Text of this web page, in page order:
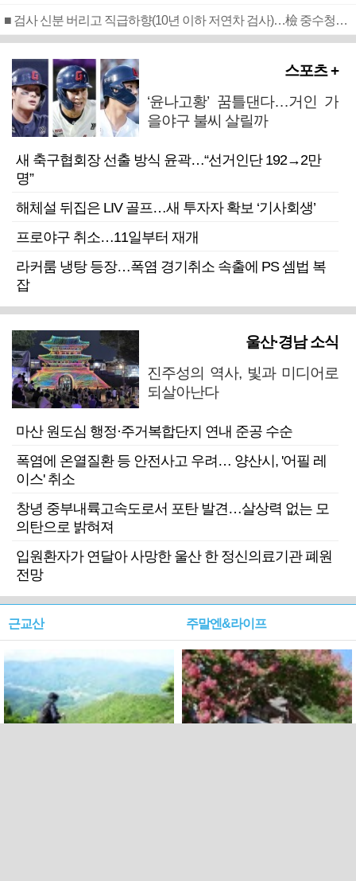
■ 검사 신분 버리고 직급하향(10년 이하 저연차 검사)…檢 중수청행 기피
스포츠 +
‘윤나고황’ 꿈틀댄다…거인 가
을야구 불씨 살릴까
새 축구협회장 선출 방식 윤곽…“선거인단 192→2만
명”
해체설 뒤집은 LIV 골프…새 투자자 확보 ‘기사회생’
프로야구 취소…11일부터 재개
라커룸 냉탕 등장…폭염 경기취소 속출에 PS 셈법 복
잡
울산·경남 소식
진주성의 역사, 빛과 미디어로
되살아난다
마산 원도심 행정·주거복합단지 연내 준공 수순
폭염에 온열질환 등 안전사고 우려… 양산시, '어필 레
이스' 취소
창녕 중부내륙고속도로서 포탄 발견…살상력 없는 모
의탄으로 밝혀져
입원환자가 연달아 사망한 울산 한 정신의료기관 폐원
전망
근교산 주말엔&라이프